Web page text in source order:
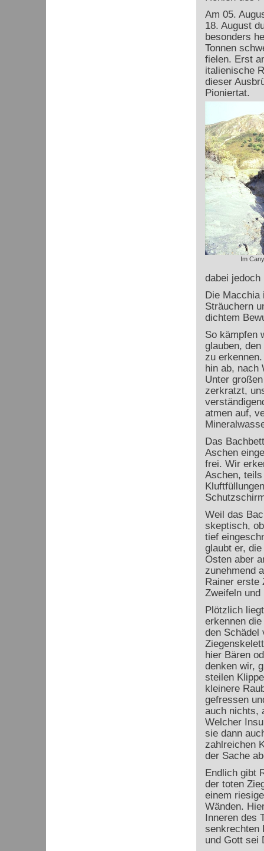
Am 05.
18. August
besonders
Tonnen
fielen. Erst
italienische
dieser
Pioniertat.
Im
dabei
Die Macchia
Sträuchern
dichtem
So kämpfen
glauben,
zu
hin ab, nach
Unter
zerkratzt,
atmen auf,
Das
Aschen
frei. Wir
Aschen,
Weil das
skeptisch,
tief
glaubt er,
Osten aber
zunehmend
Rainer erste
Zweifeln
Plötzlich
erkennen
den Schädel
hier Bären
denken wir,
steilen
kleinere
gefressen
auch nichts,
Welcher
sie dann
zahlreichen
der Sache
Endlich gibt
der toten
einem
Wänden.
Inneren des
senkrechten
und Gott sei